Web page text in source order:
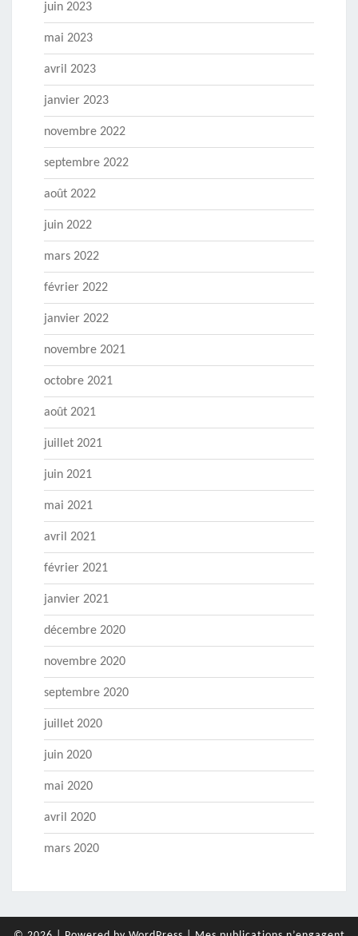
juin 2023
mai 2023
avril 2023
janvier 2023
novembre 2022
septembre 2022
août 2022
juin 2022
mars 2022
février 2022
janvier 2022
novembre 2021
octobre 2021
août 2021
juillet 2021
juin 2021
mai 2021
avril 2021
février 2021
janvier 2021
décembre 2020
novembre 2020
septembre 2020
juillet 2020
juin 2020
mai 2020
avril 2020
mars 2020